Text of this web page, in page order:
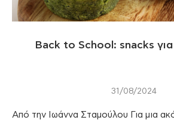
Back to School: snacks
31/08/2024
Από την Ιωάννα Σταμούλου Για μια